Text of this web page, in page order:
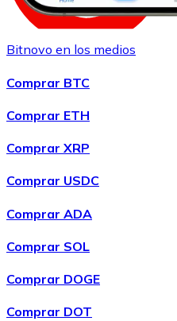
ComprarShiba Inucon
ComprarUniswap
Bitnovo en los medios
Comprar BTC
Comprar ETH
Comprar XRP
Comprar USDC
Comprar ADA
Comprar SOL
Comprar DOGE
Comprar DOT